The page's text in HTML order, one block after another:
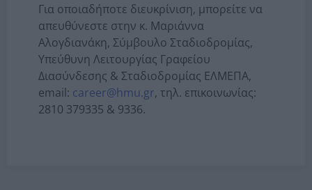
Για οποιαδήποτε διευκρίνιση, μπορείτε να
απευθύνεστε στην κ. Μαριάννα
Αλογδιανάκη, Σύμβουλο Σταδιοδρομίας,
Υπεύθυνη Λειτουργίας Γραφείου
Διασύνδεσης & Σταδιοδρομίας ΕΛΜΕΠΑ,
email: career@hmu.gr, τηλ. επικοινωνίας:
2810 379335 & 9336.